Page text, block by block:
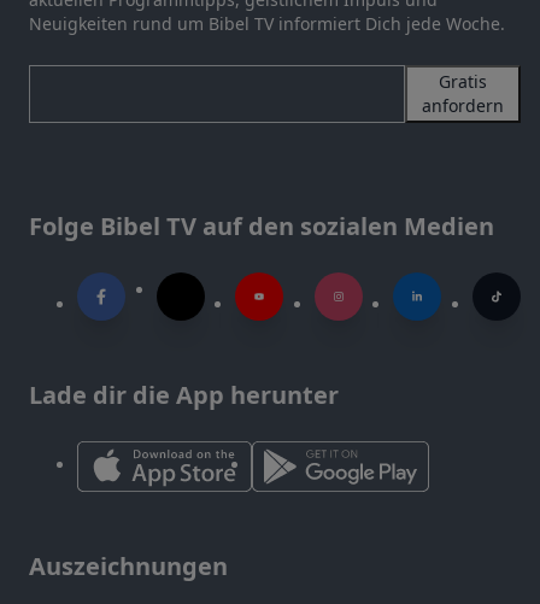
Neuigkeiten rund um Bibel TV informiert Dich jede Woche.
Gratis
anfordern
Folge Bibel TV auf den sozialen Medien
Lade dir die App herunter
Auszeichnungen